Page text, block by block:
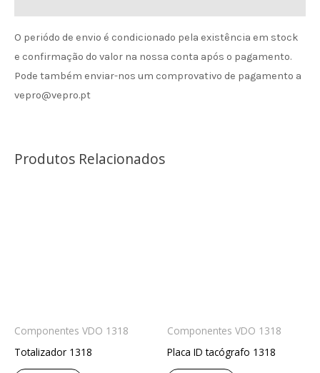
O periódo de envio é condicionado pela existência em stock
e confirmação do valor na nossa conta após o pagamento.
Pode também enviar-nos um comprovativo de pagamento a
vepro@vepro.pt
Produtos Relacionados
Componentes VDO 1318
Totalizador 1318
Componentes VDO 1318
Placa ID tacógrafo 1318